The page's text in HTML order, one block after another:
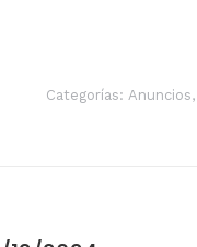
Categorías: Anuncios,